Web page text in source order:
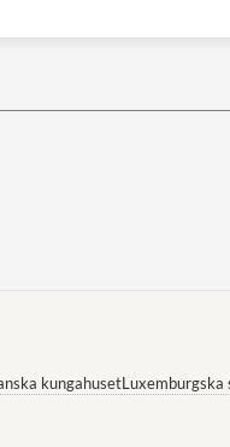
kungahuset